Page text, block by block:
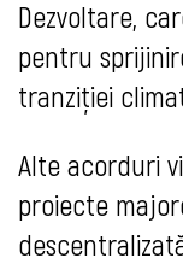
Dezvoltare,
pentru
tranziției
Alte acorduri
proiecte